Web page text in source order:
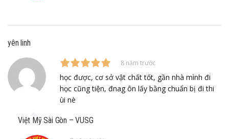
yên linh
8 năm trước
học được, cơ sở vật chất tốt, gần nhà mình đi
học cũng tiện, đnag ôn lấy bằng chuẩn bị đi thi
ùi nè
Việt Mỹ Sài Gòn – VUSG